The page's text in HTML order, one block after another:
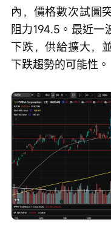
內，價格數次試圖
阻力194.5。最近一
下跌，供給擴大，
下跌趨勢的可能性。